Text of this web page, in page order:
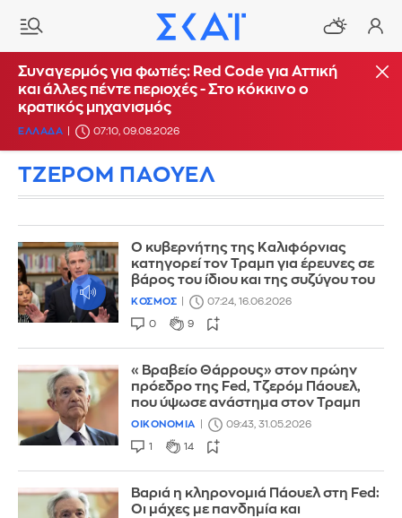
Συναγερμός για φωτιές: Red Code για Αττική
και άλλες πέντε περιοχές - Στο κόκκινο ο
κρατικός μηχανισμός
ΕΛΛΑΔΑ 07:10, 09.08.2026
ΤΖΕΡΟΜ ΠΑΟΥΕΛ
Ο κυβερνήτης της Καλιφόρνιας
κατηγορεί τον Τραμπ για έρευνες σε
βάρος του ίδιου και της συζύγου του
ΚΟΣΜΟΣ 07:24, 16.06.2026
0 9
«Βραβείο Θάρρους» στον πρώην
πρόεδρο της Fed, Τζερόμ Πάουελ,
που ύψωσε ανάστημα στον Τραμπ
ΟΙΚΟΝΟΜΙΑ 09:43, 31.05.2026
1 14
Βαριά η κληρονομιά Πάουελ στη Fed:
Οι μάχες με πανδημία και